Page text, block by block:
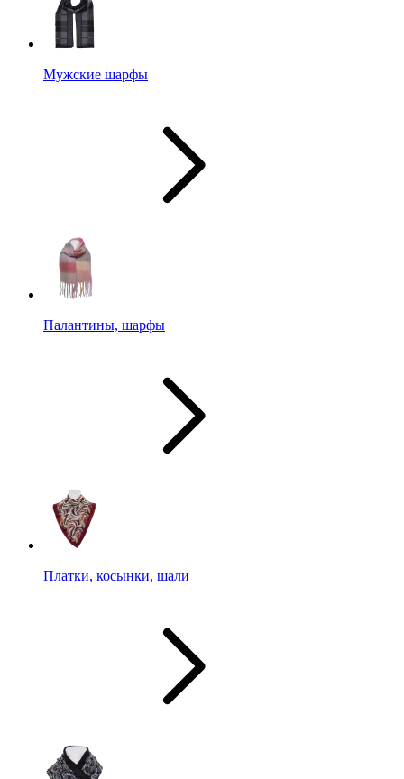
Мужские шарфы
Палантины, шарфы
Платки, косынки, шали